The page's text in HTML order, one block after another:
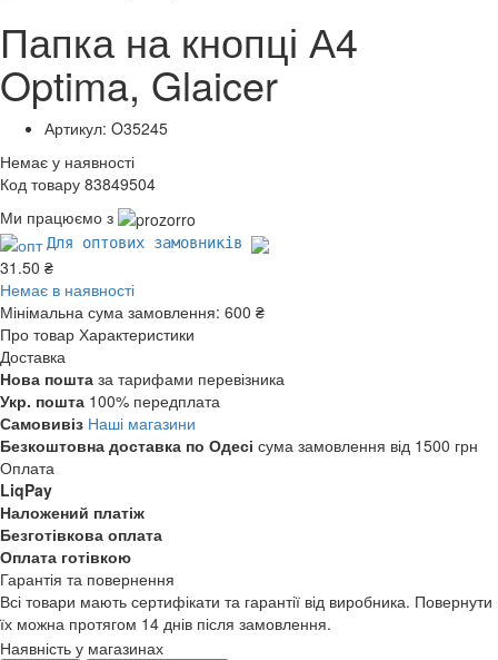
Папка на кнопці А4
Optima, Glaicer
Артикул: O35245
Немає у наявності
Код товару 83849504
Ми працюємо з
Для оптових замовників
31.50 ₴
Немає в наявності
Мінімальна сума замовлення: 600 ₴
Про товар Характеристики
Доставка
Нова пошта за тарифами перевізника
Укр. пошта 100% передплата
Самовивіз Наші магазини
Безкоштовна доставка по Одесі сума замовлення від 1500 грн
Оплата
LiqPay
Наложений платіж
Безготівкова оплата
Оплата готівкою
Гарантія та повернення
Всі товари мають сертифікати та гарантії від виробника. Повернути
їх можна протягом 14 днів після замовлення.
Наявність у магазинах